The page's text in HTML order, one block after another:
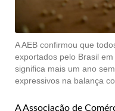
A AEB confirmou que
exportados pelo Brasil
significa mais um ano
expressivos na balança
A Associação de